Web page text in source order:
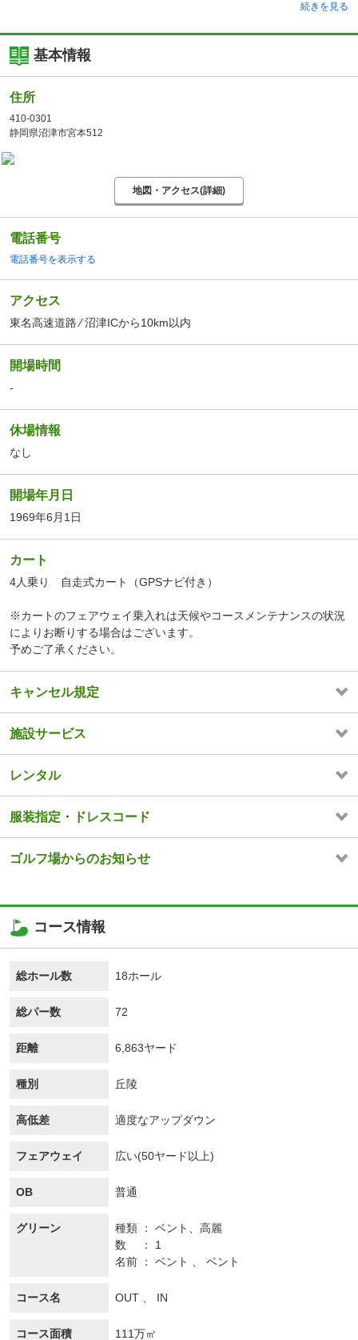
続きを見る
基本情報
住所
410-0301
静岡県沼津市宮本512
地図・アクセス(詳細)
電話番号
電話番号を表示する
アクセス
東名高速道路 ⁄ 沼津ICから10km以内
開場時間
-
休場情報
なし
開場年月日
1969年6月1日
カート
4人乗り 自走式カート（GPSナビ付き）
※カートのフェアウェイ乗入れは天候やコースメンテナンスの状況
によりお断りする場合はございます。
予めご了承ください。
キャンセル規定
施設サービス
レンタル
服装指定・ドレスコード
ゴルフ場からのお知らせ
コース情報
総ホール数 18ホール
総パー数 72
距離 6,863ヤード
種別 丘陵
高低差 適度なアップダウン
フェアウェイ 広い(50ヤード以上)
OB 普通
グリーン 種類 ベント、高麗
数
1
名前
ベント 、 ベント
コース名 OUT 、 IN
コース面積 111万㎡